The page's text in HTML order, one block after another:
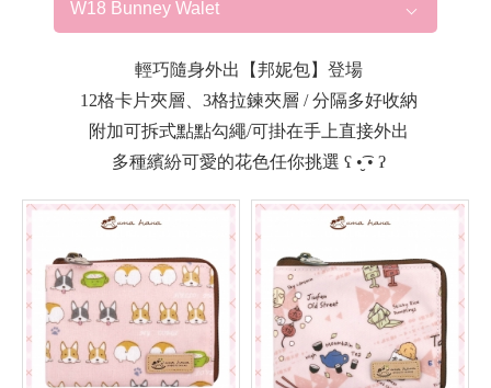
W18 Bunney Walet
輕巧隨身外出【邦妮包】登場
12格卡片夾層、3格拉鍊夾層 / 分隔多好收納
附加可拆式點點勾繩/可掛在手上直接外出
多種繽紛可愛的花色任你挑選 ʕ •̮͡ • ʔ